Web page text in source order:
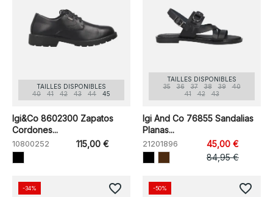
TAILLES DISPONIBLES
40
41 42 43 44 45
Igi&Co 8602300 Zapatos
Cordones...
10800252 115,00 €
TAILLES DISPONIBLES
35
36 37 38 39
40
41
42 43
Igi And Co 76855 Sandalias
Planas...
21201896
45,00 €
84,95 €
-34% favorite_border -50% favorite_border